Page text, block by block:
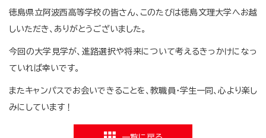
徳島県立阿波西高等学校の皆さん、このたびは徳島文理大学へお越
しいただき、ありがとうございました。
今回の大学見学が、進路選択や将来について考えるきっかけになっ
ていれば幸いです。
またキャンパスでお会いできることを、教職員・学生一同、心より楽し
みにしています！